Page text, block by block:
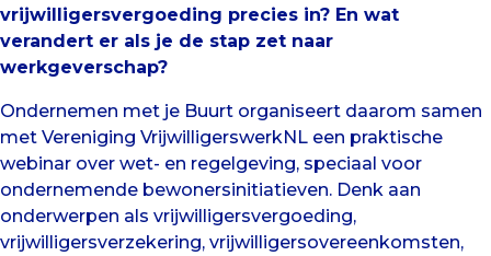
vrijwilligersvergoeding precies in? En wat
verandert er als je de stap zet naar
werkgeverschap?
Ondernemen met je Buurt organiseert daarom samen
met Vereniging VrijwilligerswerkNL een praktische
webinar over wet- en regelgeving, speciaal voor
ondernemende bewonersinitiatieven. Denk aan
onderwerpen als vrijwilligersvergoeding,
vrijwilligersverzekering, vrijwilligersovereenkomsten,